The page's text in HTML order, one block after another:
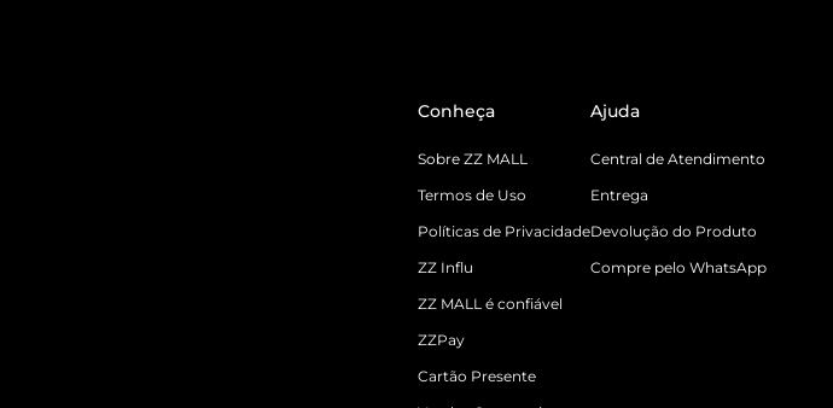
Conheça
Sobre ZZ MALL
Termos de Uso
Políticas de Privacidade
ZZ Influ
ZZ MALL é confiável
ZZPay
Cartão Presente
Ajuda
Central de Atendimento
Entrega
Devolução do Produto
Compre pelo WhatsApp